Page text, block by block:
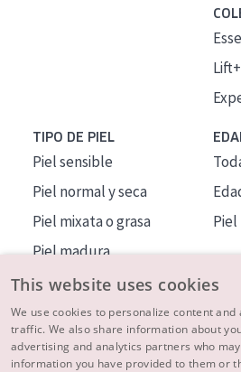
Lift+
TIPO DE PIEL
Piel sensible
Piel normal y seca
Piel mixata o grasa
Piel madura
Piel expuesta al sol
Piel menopáusica
MÁS SOBRE NOSOTROS
This website uses cookies
We use cookies to personalize content and
traffic. We also share information about
advertising and analytics partners who
information you have provided to them or